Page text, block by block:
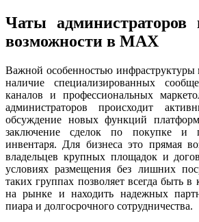
Чаты
возможности в MAX
Важной особенностью инфраструктуры
наличие специализированных
каналов и профессиональных
администраторов происходит
обсуждение новых функций
заключение сделок по покупке и
инвентаря. Для бизнеса это прямая
владельцев крупных площадок и
условиях размещения без лишних
таких группах позволяет всегда быть в
на рынке и находить надежных
пиара и долгосрочного сотрудничества.